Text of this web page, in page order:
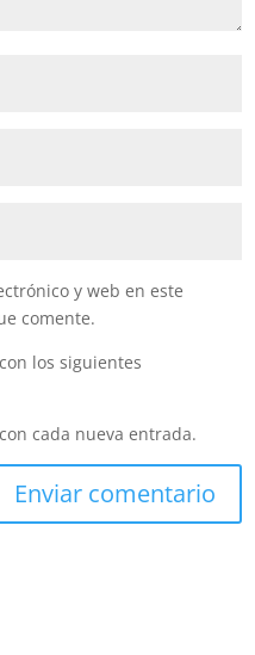
y web en este
comente.
los siguientes
cada nueva entrada.